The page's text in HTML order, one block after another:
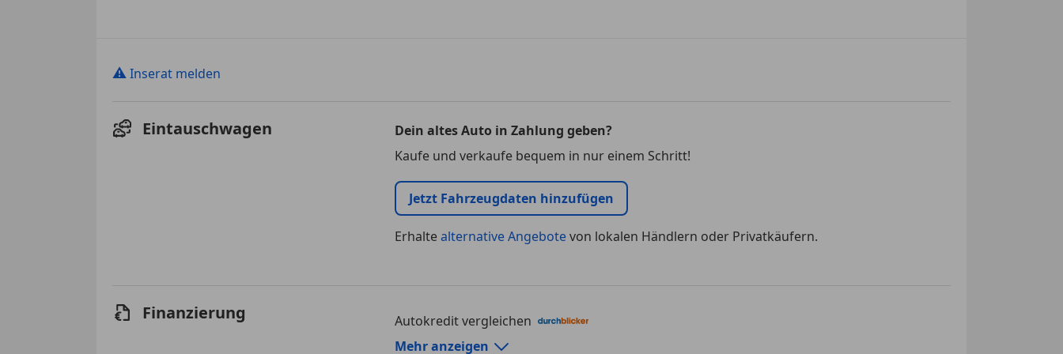
⚠ Inserat melden
Eintauschwagen
Dein altes Auto in Zahlung geben?
Kaufe und verkaufe bequem in nur einem Schritt!
Jetzt Fahrzeugdaten hinzufügen
Erhaltealternative Angebotevon lokalen Händlern oder Privatkäufern.
Finanzierung
Autokredit vergleichen
Autokredit-Rechner von durchblicker.at
Mehr anzeigen